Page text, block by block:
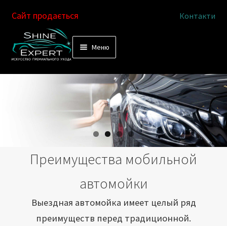
Перейти
к
Перейти
к
Сайт продається Контакти
Меню
Выездная автомойка
Химчистка салона
Подетальная химчистка
Как это работает
Преимущества мобильной
автомойки
Выездная автомойка имеет целый ряд
преимуществ перед традиционной.